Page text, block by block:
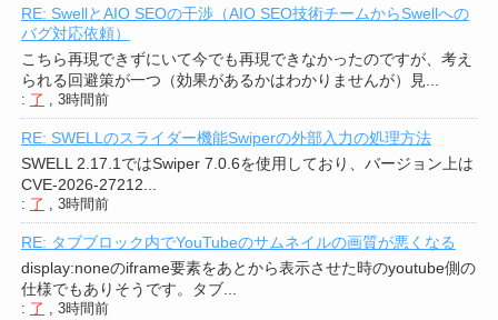
RE: SwellとAIO SEOの干渉（AIO SEO技術チームからSwellへの
バグ対応依頼）
こちら再現できずにいて今でも再現できなかったのですが、考え
られる回避策が一つ（効果があるかはわかりませんが）見...
: 了 , 3時間前
RE: SWELLのスライダー機能Swiperの外部入力の処理方法
SWELL 2.17.1ではSwiper 7.0.6を使用しており、バージョン上は
CVE-2026-27212...
: 了 , 3時間前
RE: タブブロック内でYouTubeのサムネイルの画質が悪くなる
display:noneのiframe要素をあとから表示させた時のyoutube側の
仕様でもありそうです。タブ...
: 了 , 3時間前